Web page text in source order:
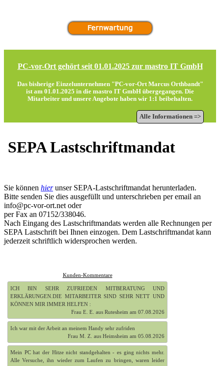
PC-vor-Ort gehört seit 01.01.2025 zur mastro IT GmbH
Das bisherige Einzelunternehmen "PC-vor-Ort Marcus Orthbandt"
ist am 01.01.2025 in die mastro IT GmbH übergegangen. Die
Mitarbeiter und unsere Angebote haben wir 1:1 beibehalten.
Alle Informationen =>
SEPA Lastschriftmandat
Sie können hierunser SEPA-Lastschriftmandat herunterladen.
Bitte senden Sie dies ausgefüllt und unterschrieben per email an
info@pc-vor-ort.net oder
per Fax an 07152/338046.
Nach Eingang des Lastschriftmandats werden alle Rechnungen per
SEPA Lastschrift bei Ihnen einzogen. Dem Lastschriftmandat kann
jederzeit schriftlich widersprochen werden.
Kunden-Kommentare
ICH BIN SEHR ZUFRIEDEN MITBERATUNG UND
ERKLÄRUNGEN.DIE MITARBEITER SIND SEHR NETT UND
KÖNNEN MIR IMMER HELFEN :
Frau E. E. aus Rutesheim am 07.08.2026
Ich war mit der Arbeit an meinem Handy sehr zufriden
Frau M. Z. aus Heimsheim am 05.08.2026
Mein PC hat der Hitze nicht standgehalten - es ging nichts mehr.
Alle Versuche, ihn wieder zum Laufen zu bringen, waren leider